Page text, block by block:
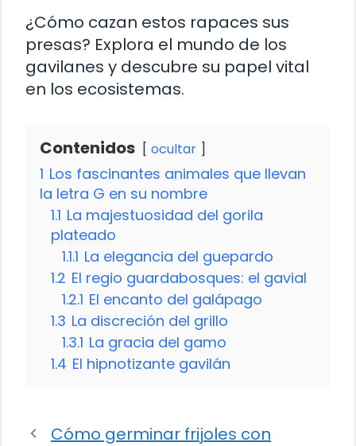
¿Cómo cazan estos rapaces sus
presas? Explora el mundo de los
gavilanes y descubre su papel vital
en los ecosistemas.
Contenidos ocultar
1 Los fascinantes animales que llevan
la letra G en su nombre
1.1 La majestuosidad del gorila
plateado
1.1.1 La elegancia del guepardo
1.2 El regio guardabosques: el gavial
1.2.1 El encanto del galápago
1.3 La discreción del grillo
1.3.1 La gracia del gamo
1.4 El hipnotizante gavilán
Cómo germinar frijoles con